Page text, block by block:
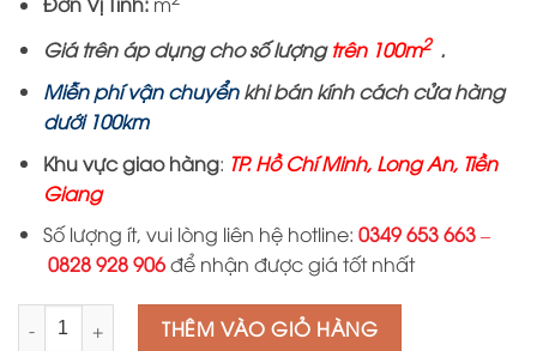
Giá trên áp dụng cho số lượngtrên 100m2 .
Miễn phí vận chuyểnkhi bán kính cách cửa hàng
dưới100km
Khu vực giao hàng: TP. Hồ Chí Minh, Long An, Tiền
Giang
Số lượng ít, vui lòng liên hệ hotline: 0349 653 663–
0828 928 906để nhận được giá tốt nhất
Số lượng THÊM VÀO GIỎ HÀNG